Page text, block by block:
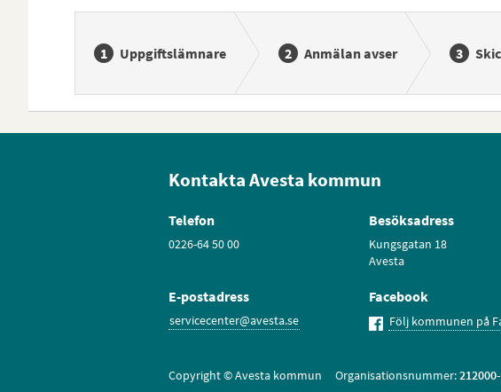
Uppgiftslämnare Anmälan avser
Kontakta Avesta kommun
Telefon
0226-64 50 00
Besöksadress
Kungsgatan 18
Avesta
E-postadress
servicecenter@avesta.se
Facebook
Följ kommunen på
Copyright © Avesta kommun Organisationsnummer: